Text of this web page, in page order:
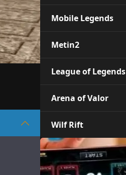
Mobile Legends
Metin2
League of Legends
Arena of Valor
Wilf Rift